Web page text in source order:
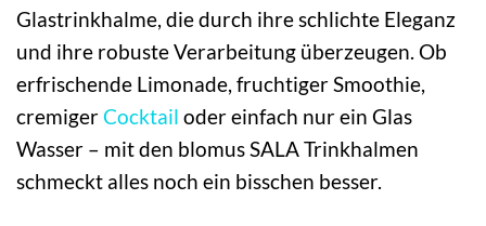
Glastrinkhalme, die durch ihre schlichte Eleganz
und ihre robuste Verarbeitung überzeugen. Ob
erfrischende Limonade, fruchtiger Smoothie,
cremigerCocktail oder einfach nur ein Glas
Wasser – mit den blomus SALA Trinkhalmen
schmeckt alles noch ein bisschen besser.